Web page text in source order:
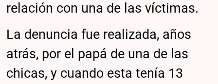
relación con una de las víctimas.
La denuncia fue realizada, años
atrás, por el papá de una de las
chicas, y cuando esta tenía 13